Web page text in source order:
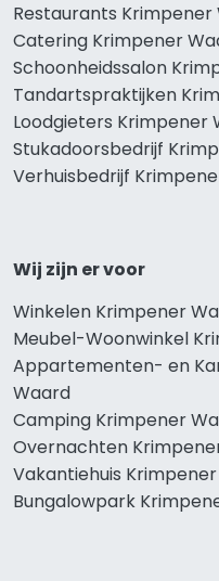
Restaurants Krimpener
Catering Krimpener
Schoonheidssalon
Tandartspraktijken
Loodgieters Krimpener
Stukadoorsbedrijf
Verhuisbedrijf
Wij zijn er voor
Winkelen Krimpener
Meubel-Woonwinkel
Appartementen- en
Waard
Camping Krimpener
Overnachten
Vakantiehuis
Bungalowpark